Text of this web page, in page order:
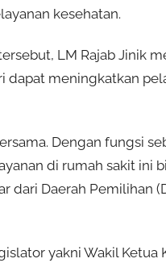
kesehatan.
LM Rajab Jinik
dapat meningkatkan
Dengan fungsi
di rumah sakit ini
dari Daerah Pemilihan
yakni Wakil Ketua